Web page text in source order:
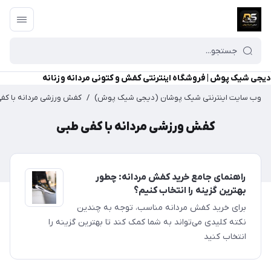
دیجی شیک پوش | فروشگاه اینترنتی کفش و کتونی مردانه و زنانه
وب سایت اینترنتی شیک پوشان (دیجی شیک پوش) / کفش ورزشی مردانه با
کفش ورزشی مردانه با کفی طبی
راهنمای جامع خرید کفش مردانه: چطور
بهترین گزینه را انتخاب کنیم؟
برای خرید کفش مردانه مناسب، توجه به چندین
نکته کلیدی می‌تواند به شما کمک کند تا بهترین گزینه را
انتخاب کنید